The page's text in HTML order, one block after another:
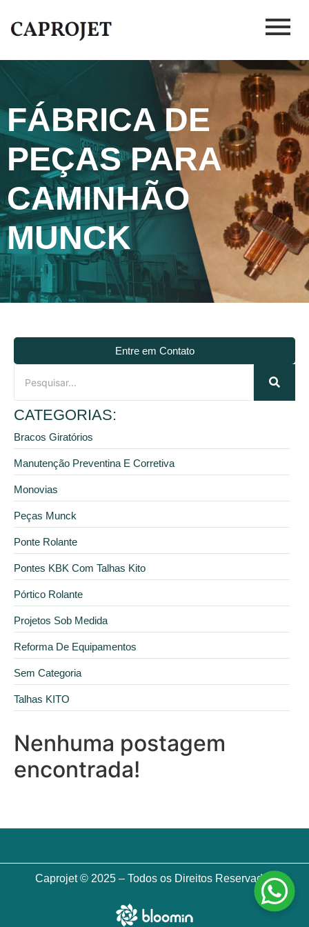
FÁBRICA DE
PEÇAS PARA
CAMINHÃO
MUNCK
Nenhuma postagem
encontrada!
Entre em Contato
CATEGORIAS:
Bracos Giratórios
Manutenção Preventina E Corretiva
Monovias
Peças Munck
Ponte Rolante
Pontes KBK Com Talhas Kito
Pórtico Rolante
Projetos Sob Medida
Reforma De Equipamentos
Sem Categoria
Talhas KITO
Caprojet © 2025 – Todos os Direitos Reservados